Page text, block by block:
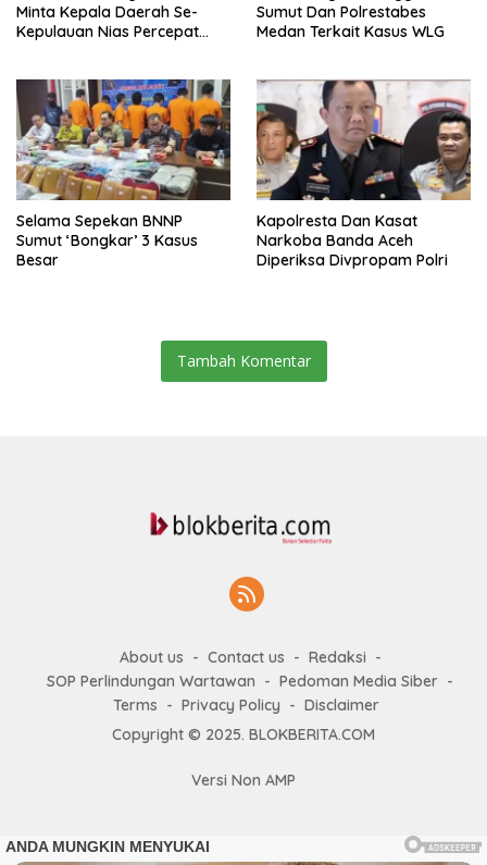
Minta Kepala Daerah Se-
Kepulauan Nias Percepat
Sumut Dan Polrestabes
Medan Terkait Kasus WLG
Selama Sepekan BNNP
Sumut ‘Bongkar’ 3 Kasus
Besar
Kapolresta Dan Kasat
Narkoba Banda Aceh
Diperiksa Divpropam Polri
Tambah Komentar
About us Contact us
Redaksi
SOP Perlindungan Wartawan
Pedoman Media Siber
Terms
Privacy Policy
Disclaimer
Copyright © 2025. BLOKBERITA.COM
Versi Non AMP